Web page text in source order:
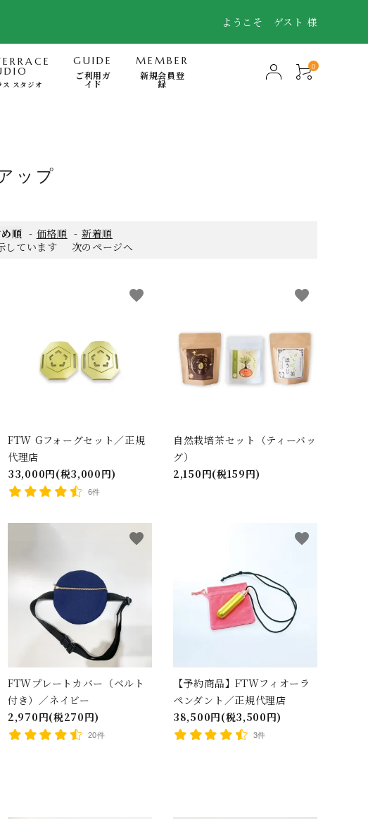
ようこそ ゲスト 様
快眠・浄化・波動のミナモト
書籍
ス スタジオ
GUIDE
ご利用ガ
イド
MEMBER
新規会員登
録
0
ップ
順 - 価格順 - 新着順
しています
次のページへ
FTW Gフォーグセット／正規
代理店
33,000円(税3,000円)
6件
favorite
自然栽培茶セット（ティーバッ
グ）
2,150円(税159円)
favorite
FTWプレートカバー（ベルト
付き）／ネイビー
2,970円(税270円)
20件
favorite
【予約商品】FTWフィオーラ
ペンダント／正規代理店
38,500円(税3,500円)
3件
favorite